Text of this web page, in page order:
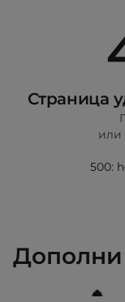
Страница
или
500:
Дополни